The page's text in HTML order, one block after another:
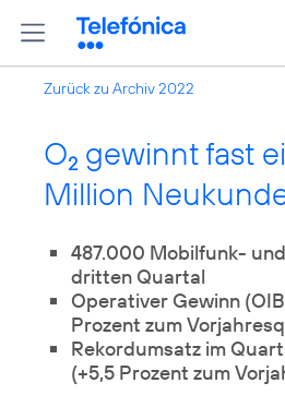
Zurück zu Archiv 2022
O2 gewinnt fast
Million
487.000 Mobilfunk-
dritten Quartal
Operativer Gewinn
Prozent zum
Rekordumsatz im
(+5,5 Prozent zum